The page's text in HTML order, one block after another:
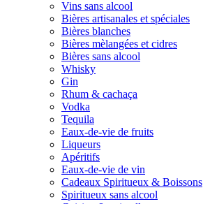
Vins sans alcool
Bières artisanales et spéciales
Bières blanches
Bières mèlangées et cidres
Bières sans alcool
Whisky
Gin
Rhum & cachaça
Vodka
Tequila
Eaux-de-vie de fruits
Liqueurs
Apéritifs
Eaux-de-vie de vin
Cadeaux Spiritueux & Boissons
Spiritueux sans alcool